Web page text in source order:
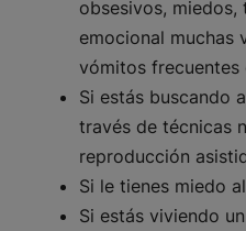
obsesivos, miedos,
emocional muchas
vómitos frecuentes
Si estás buscando
través de técnicas
reproducción
Si le tienes miedo
Si estás viviendo